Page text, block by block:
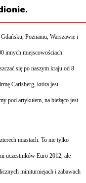
Poznaniu, Warszawie i
innych miejscowościach.
się po naszym kraju od 8
Carlsberg, która jest
pod artykułem, na bieżąco jest
miastach. To nie tylko
uczestników Euro 2012, ale
miniturniejach i zabawach